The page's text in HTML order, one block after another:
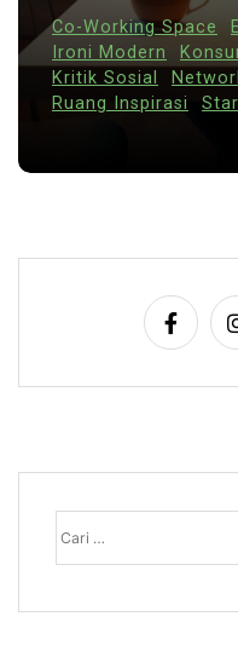
Co-Working Space
Ironi Modern
Kritik Sosial
Ruang Inspirasi
Cari
untuk: